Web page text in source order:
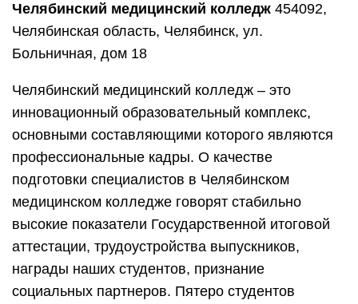
Челябинский медицинский колледж 454092,
Челябинская область, Челябинск, ул.
Больничная, дом 18
Челябинский медицинский колледж – это
инновационный образовательный комплекс,
основными составляющими которого являются
профессиональные кадры. О качестве
подготовки специалистов в Челябинском
медицинском колледже говорят стабильно
высокие показатели Государственной итоговой
аттестации, трудоустройства выпускников,
награды наших студентов, признание
социальных партнеров. Пятеро студентов